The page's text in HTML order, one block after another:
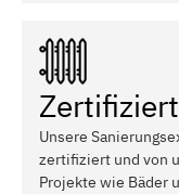
Zertifiziert
Unsere
zertifiziert und von
Projekte wie Bäder